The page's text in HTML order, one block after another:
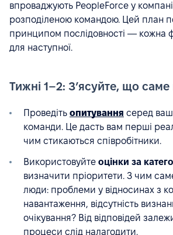
впроваджують PeopleForce у
розподіленою командою. Цей план
принципом послідовності — кожна
для наступної.
Тижні 1–2: З’ясуйте, що
Проведіть опитування серед
команди. Це дасть вам перші
чим стикаються співробітники.
Використовуйте оцінки за
визначити пріоритети. З чим
люди: проблеми у відносинах з
навантаження, відсутність
очікування? Від відповідей
процеси слід налагодити.